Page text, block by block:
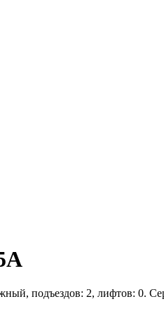
подъездов: 2, лифтов: 0.